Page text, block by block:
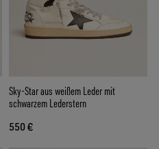
Sky-Star aus weißem Leder mit
schwarzem Lederstern
550 €